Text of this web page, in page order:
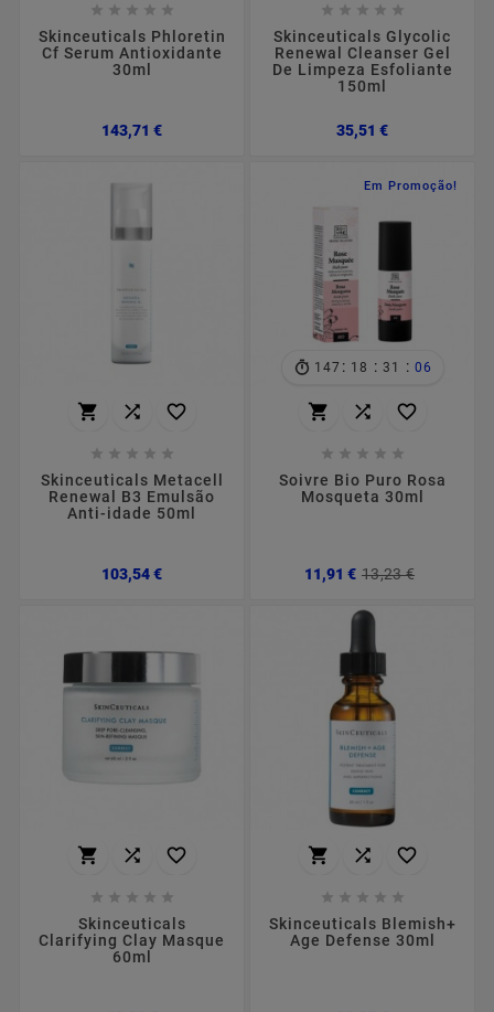
    
Skinceuticals Phloretin
Cf Serum Antioxidante
30ml
143,71 €Preço
    
Skinceuticals Glycolic
Renewal Cleanser Gel
De Limpeza Esfoliante
150ml
35,51 €Preço
  
    
Skinceuticals Metacell
Renewal B3 Emulsão
Anti-idade 50ml
103,54 €Preço
Em Promoção!
147 : 18 : 31 : 05
  
    
Soivre Bio Puro Rosa
Mosqueta 30ml
11,91 € 13,23 €
  
    
Skinceuticals
Clarifying Clay Masque
60ml
  
    
Skinceuticals Blemish+
Age Defense 30ml